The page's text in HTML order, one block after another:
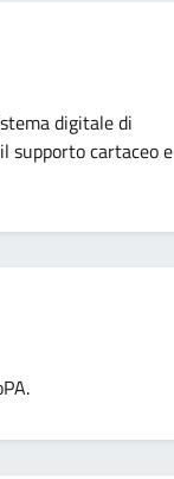
digitale di
supporto cartaceo e